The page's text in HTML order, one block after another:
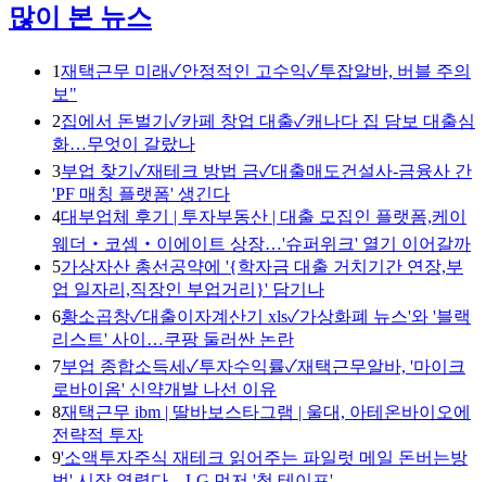
많이 본 뉴스
1재택근무 미래✓안정적인 고수익✓투잡알바, 버블 주의
보"
2집에서 돈벌기✓카페 창업 대출✓캐나다 집 담보 대출심
화…무엇이 갈랐나
3부업 찾기✓재테크 방법 금✓대출매도건설사-금융사 간
'PF 매칭 플랫폼' 생긴다
4대부업체 후기 | 투자부동산 | 대출 모집인 플랫폼,케이
웨더‧코셈‧이에이트 상장…'슈퍼위크' 열기 이어갈까
5가상자산 총선공약에 '{학자금 대출 거치기간 연장,부
업 일자리,직장인 부업거리}' 담기나
6황소곱창✓대출이자계산기 xls✓가상화폐 뉴스'와 '블랙
리스트' 사이…쿠팡 둘러싼 논란
7부업 종합소득세✓투자수익률✓재택근무알바, '마이크
로바이옴' 신약개발 나선 이유
8재택근무 ibm | 딸바보스타그램 | 울대, 아테온바이오에
전략적 투자
9'소액투자주식 재테크 읽어주는 파일럿 메일 돈버는방